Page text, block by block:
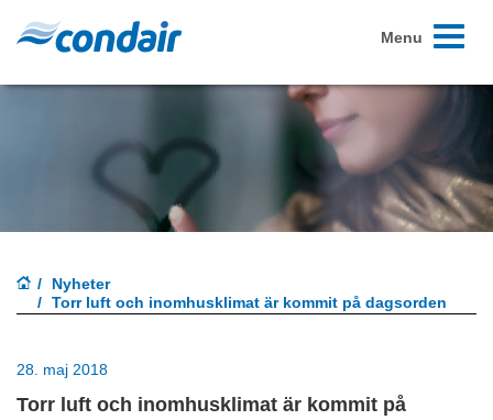
Toggle
Menu
Nyheter
Torr luft och inomhusklimat är kommit på dagsorden
28. maj 2018
Torr luft och inomhusklimat är kommit på